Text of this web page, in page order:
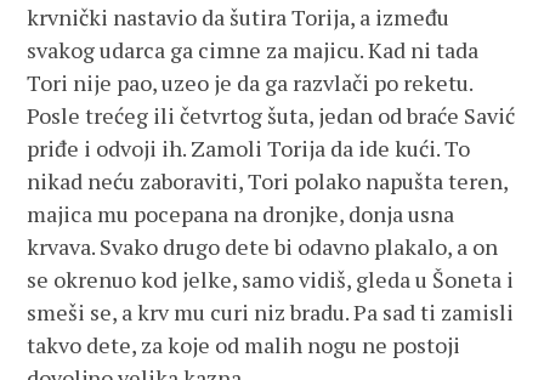
krvnički nastavio da šutira Torija, a između
svakog udarca ga cimne za majicu. Kad ni tada
Tori nije pao, uzeo je da ga razvlači po reketu.
Posle trećeg ili četvrtog šuta, jedan od braće Savić
priđe i odvoji ih. Zamoli Torija da ide kući. To
nikad neću zaboraviti, Tori polako napušta teren,
majica mu pocepana na dronjke, donja usna
krvava. Svako drugo dete bi odavno plakalo, a on
se okrenuo kod jelke, samo vidiš, gleda u Šoneta i
smeši se, a krv mu curi niz bradu. Pa sad ti zamisli
takvo dete, za koje od malih nogu ne postoji